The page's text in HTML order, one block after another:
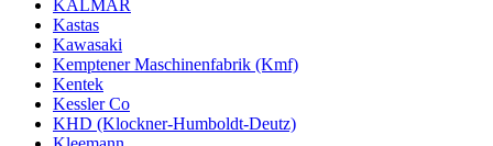
KALMAR
Kastas
Kawasaki
Kemptener Maschinenfabrik (Kmf)
Kentek
Kessler Co
KHD (Klockner-Humboldt-Deutz)